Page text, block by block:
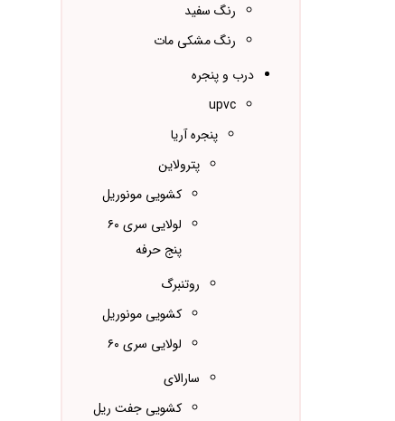
رنگ سفید
رنگ مشکی مات
درب و پنجره
upvc
پنجره آریا
پترولاین
کشویی مونوریل
لولایی سری ۶۰
پنج حرفه
روتنبرگ
کشویی مونوریل
لولایی سری ۶۰
سارالای
کشویی جفت ریل